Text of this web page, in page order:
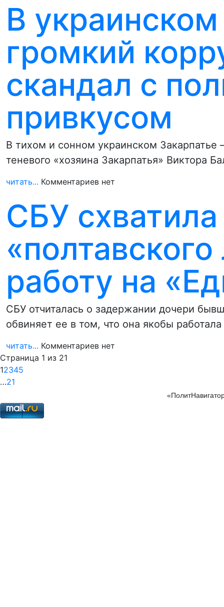
В
громкий
скандал с
привкусом
В тихом и сонном украинском
теневого «хозяина Закарпатья» Виктора
читать... Комментариев нет
СБУ
работу на
СБУ отчиталась о задержании дочери
обвиняет ее в том, что она якобы
читать... Комментариев нет
Страница 1 из 21
12345
…21